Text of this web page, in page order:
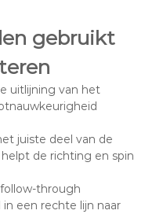
gebruikt
uitlijning van het
juiste deel van de
de richting en spin
through
een rechte lijn naar